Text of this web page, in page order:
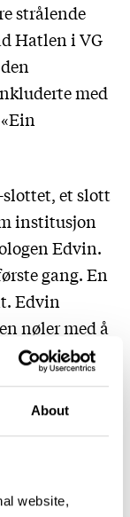
About
website,
strålende
Hatlen i VG
med
et slott
institusjon
Edvin.
gang. En
Edvin
nøler med å
skammer
på
Nå